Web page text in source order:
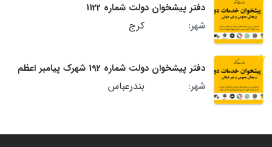
دفتر پیشخوان دولت شماره 1122
شهر:
کرج
دفتر پیشخوان دولت شماره 192 شهرک پیامبر اعظم
شهر:
بندرعباس